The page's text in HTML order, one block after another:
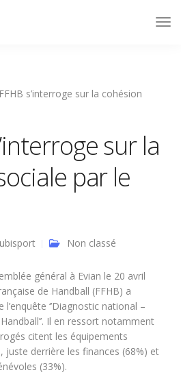
d’outils
s’interroge sur la cohésion
sur la
par le
ubisport Non classé
général à Evian le 20 avril
de Handball (FFHB) a
‘’Diagnostic national –
Il en ressort notamment
citent les équipements
juste derrière les finances (68%) et
(33%).